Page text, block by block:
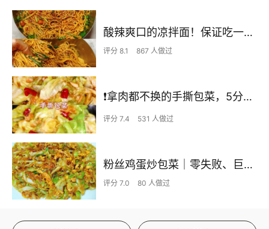
酸辣爽口的凉拌面！保证吃一次就上瘾
评分 8.1 867 人做过
❗拿肉都不换的手撕包菜，5分钟快手家常菜🔥
评分 7.4 531 人做过
粉丝鸡蛋炒包菜｜零失败、巨下饭
评分 7.0 80 人做过